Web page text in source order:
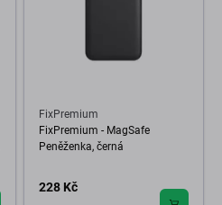
FixPremium
FixPremium - MagSafe
Peněženka, černá
228 Kč